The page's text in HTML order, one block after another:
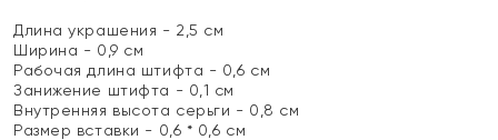
Длина украшения - 2,5 см
Ширина - 0,9 см
Рабочая длина штифта - 0,6 см
Занижение штифта - 0,1 см
Внутренняя высота серьги - 0,8 см
Размер вставки - 0,6 * 0,6 см